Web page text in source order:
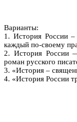
Варианты:
1. История России –
каждый по-своему
2. История России
роман русского
3. «История –
4. «История России